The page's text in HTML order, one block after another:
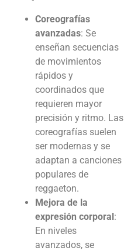
Coreografías
avanzadas: Se
enseñan secuencias
de movimientos
rápidos y
coordinados que
requieren mayor
precisión y ritmo. Las
coreografías suelen
ser modernas y se
adaptan a canciones
populares de
reggaeton.
Mejora de la
expresión corporal:
En niveles
avanzados, se